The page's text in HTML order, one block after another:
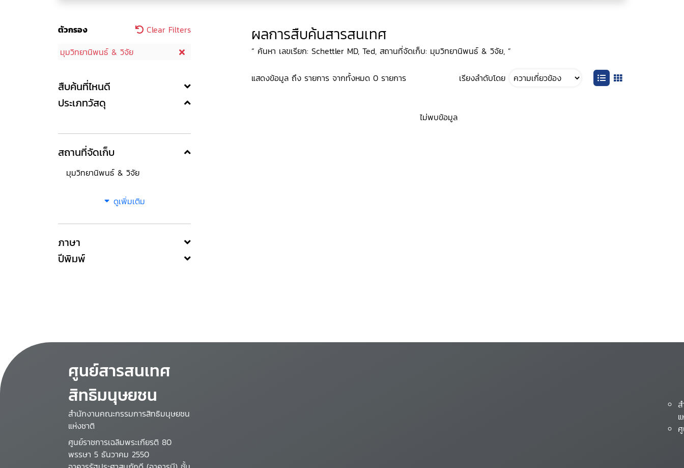
ตัวกรอง
Clear Filters
มุมวิทยานิพนธ์ & วิจัย
สืบค้นที่ไหนดี
ประเภทวัสดุ
สถานที่จัดเก็บ
มุมวิทยานิพนธ์ & วิจัย
ดูเพิ่มเติม
ภาษา
ปีพิมพ์
ผลการสืบค้นสารสนเทศ
“ ค้นหา เลขเรียก: Schettler MD, Ted, สถานที่จัดเก็บ: มุมวิทยานิพนธ์ & วิจัย, ”
แสดงข้อมูล ถึง รายการ จากทั้งหมด 0 รายการ เรียงลำดับโดย
ไม่พบข้อมูล
ศูนย์สารสนเทศ
สิทธิมนุษยชน
สำนักงานคณะกรรมการสิทธิมนุษยชน
แห่งชาติ
ศูนย์ราชการเฉลิมพระเกียรติ 80
พรรษา 5 ธันวาคม 2550